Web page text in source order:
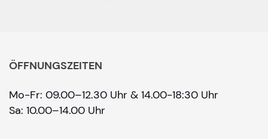
ÖFFNUNGSZEITEN
Mo-Fr: 09.00–12.30 Uhr & 14.00-18:30 Uhr
Sa: 10.00–14.00 Uhr